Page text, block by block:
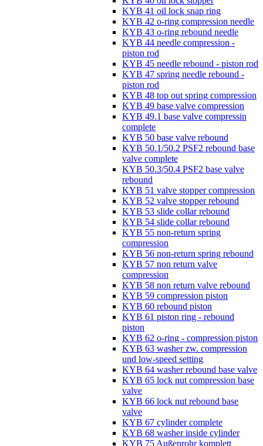
KYB 41 oil lock snap ring
KYB 42 o-ring compression needle
KYB 43 o-ring rebound needle
KYB 44 needle compression -
piston rod
KYB 45 needle rebound - piston rod
KYB 47 spring needle rebound -
piston rod
KYB 48 top out spring compression
KYB 49 base valve compression
KYB 49.1 base valve compressin
complete
KYB 50 base valve rebound
KYB 50.1/50.2 PSF2 rebound base
valve complete
KYB 50.3/50.4 PSF2 base valve
rebound
KYB 51 valve stopper compression
KYB 52 valve stopper rebound
KYB 53 slide collar rebound
KYB 54 slide collar rebound
KYB 55 non-return spring
compression
KYB 56 non-return spring rebound
KYB 57 non return valve
compression
KYB 58 non return valve rebound
KYB 59 compression piston
KYB 60 rebound piston
KYB 61 piston ring - rebound
piston
KYB 62 o-ring - compression piston
KYB 63 washer zw. compression
und low-speed setting
KYB 64 washer rebound base valve
KYB 65 lock nut compression base
valve
KYB 66 lock nut rebound base
valve
KYB 67 cylinder complete
KYB 68 washer inside cylinder
KYB 75 Außenrohr komplett